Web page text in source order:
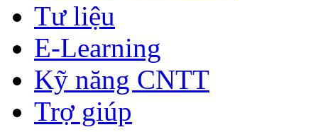
Tư liệu
E-Learning
Kỹ năng CNTT
Trợ giúp